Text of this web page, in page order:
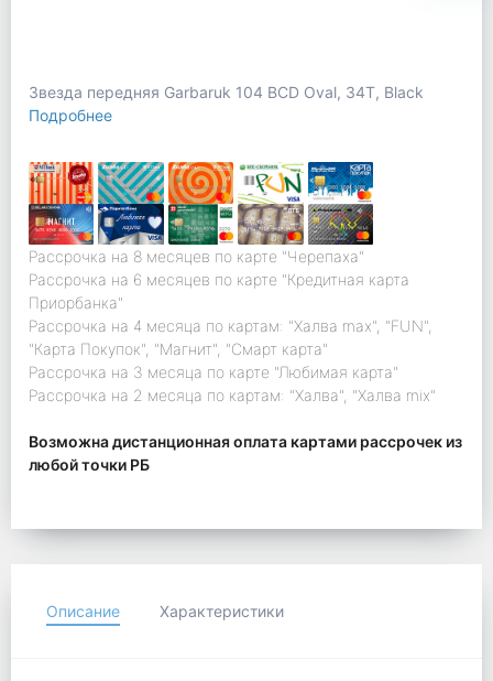
Звезда передняя Garbaruk 104 BCD Oval, 34T, Black
Подробнее
Рассрочка на 8 месяцев по карте "Черепаха"
Рассрочка на 6 месяцев по карте "Кредитная карта
Приорбанка"
Рассрочка на 4 месяца по картам: "Халва max", "FUN",
"Карта Покупок", "Магнит", "Смарт карта"
Рассрочка на 3 месяца по карте "Любимая карта"
Рассрочка на 2 месяца по картам: "Халва", "Халва mix"
Возможна дистанционная оплата картами рассрочек из
любой точки РБ
Описание Характеристики